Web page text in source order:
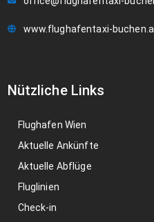
www.flughafentaxi-
Nützliche Links
Flughafen Wien
Aktuelle Ankünfte
Aktuelle Abflüge
Fluglinien
Check-in